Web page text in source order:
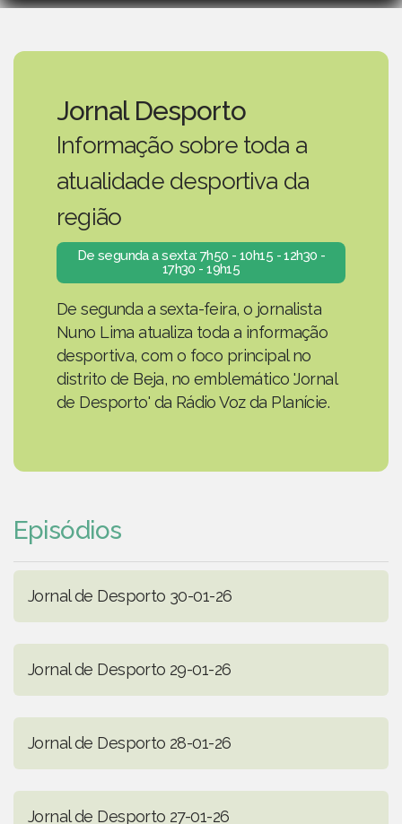
Jornal Desporto
Informação sobre toda a
atualidade desportiva da
região
De segunda a sexta: 7h50 - 10h15 - 12h30 -
17h30 - 19h15
De segunda a sexta-feira, o jornalista
Nuno Lima atualiza toda a informação
desportiva, com o foco principal no
distrito de Beja, no emblemático 'Jornal
de Desporto' da Rádio Voz da Planície.
Episódios
Jornal de Desporto 30-01-26
Jornal de Desporto 29-01-26
Jornal de Desporto 28-01-26
Jornal de Desporto 27-01-26